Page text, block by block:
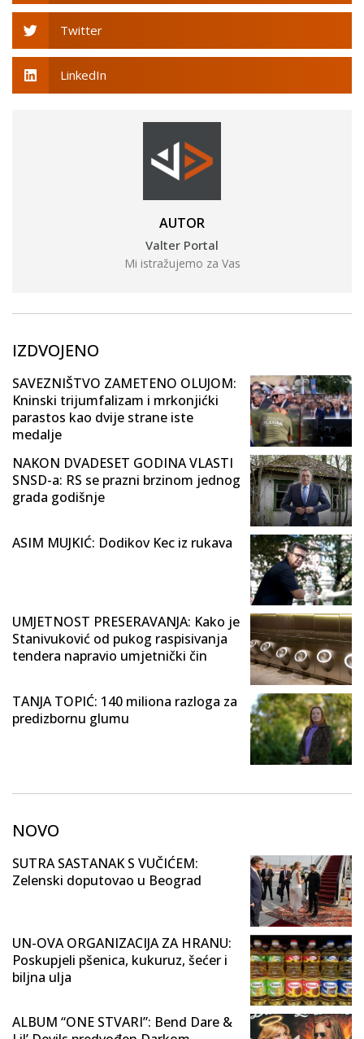
Twitter
LinkedIn
AUTOR
Valter Portal
Mi istražujemo za Vas
IZDVOJENO
SAVEZNIŠTVO ZAMETENO OLUJOM:
Kninski trijumfalizam i mrkonjićki
parastos kao dvije strane iste
medalje
NAKON DVADESET GODINA VLASTI
SNSD-a: RS se prazni brzinom jednog
grada godišnje
ASIM MUJKIĆ: Dodikov Kec iz rukava
UMJETNOST PRESERAVANJA: Kako je
Stanivuković od pukog raspisivanja
tendera napravio umjetnički čin
TANJA TOPIĆ: 140 miliona razloga za
predizbornu glumu
NOVO
SUTRA SASTANAK S VUČIĆEM:
Zelenski doputovao u Beograd
UN-OVA ORGANIZACIJA ZA HRANU:
Poskupjeli pšenica, kukuruz, šećer i
biljna ulja
ALBUM “ONE STVARI”: Bend Dare &